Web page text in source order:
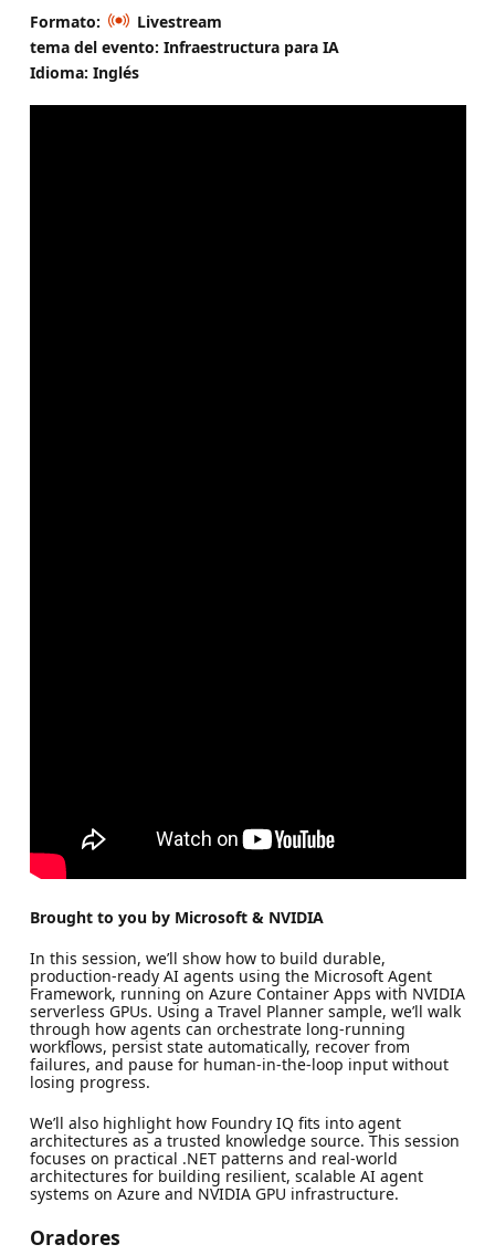
Formato:
Livestream
tema del evento: Infraestructura para IA
Idioma: Inglés
Brought to you by Microsoft & NVIDIA
In this session, we’ll show how to build durable,
production‑ready AI agents using the Microsoft Agent
Framework, running on Azure Container Apps with NVIDIA
serverless GPUs. Using a Travel Planner sample, we’ll walk
through how agents can orchestrate long‑running
workflows, persist state automatically, recover from
failures, and pause for human‑in‑the‑loop input without
losing progress.
We’ll also highlight how Foundry IQ fits into agent
architectures as a trusted knowledge source. This session
focuses on practical .NET patterns and real‑world
architectures for building resilient, scalable AI agent
systems on Azure and NVIDIA GPU infrastructure.
Oradores